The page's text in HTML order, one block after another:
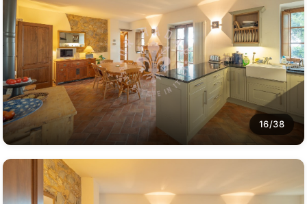
16/38